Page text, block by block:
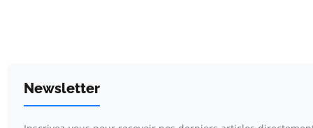
Newsletter